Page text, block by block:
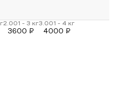
3600 ₽ 4000 ₽